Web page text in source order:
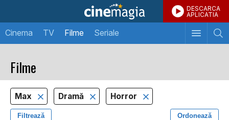
DESCARCA
APLICATIA
Cinema TV Filme Seriale
Filme
Max Dramă Horror
Filtrează Ordonează